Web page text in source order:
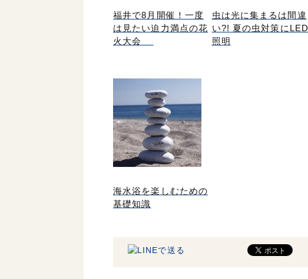
福井で8月開催！一度
は見たい迫力満点の花
火大会
虫は光に集まるは間違
い?! 夏の虫対策にLED
照明
海水浴を楽しむための
基礎知識